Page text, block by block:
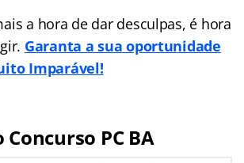
a hora de dar desculpas, é hora
Garanta a sua oportunidade
Imparável!
Concurso PC BA